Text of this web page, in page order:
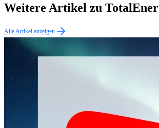
Weitere Artikel zu
Alle Artikel anzeigen